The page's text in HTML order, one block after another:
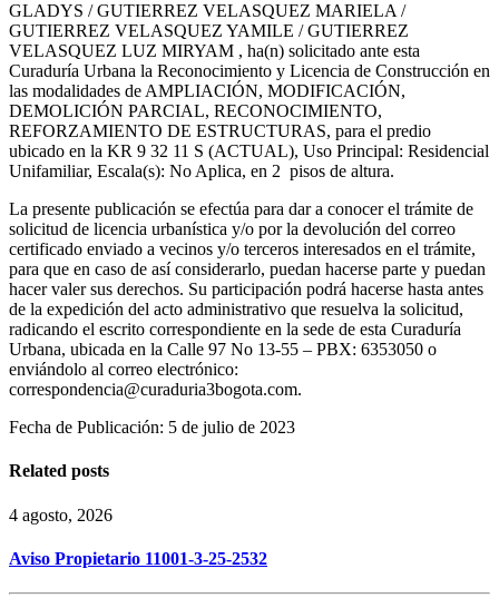
GLADYS / GUTIERREZ VELASQUEZ MARIELA /
GUTIERREZ VELASQUEZ YAMILE / GUTIERREZ
VELASQUEZ LUZ MIRYAM , ha(n) solicitado ante esta
Curaduría Urbana la Reconocimiento y Licencia de Construcción en
las modalidades de AMPLIACIÓN, MODIFICACIÓN,
DEMOLICIÓN PARCIAL, RECONOCIMIENTO,
REFORZAMIENTO DE ESTRUCTURAS, para el predio
ubicado en la KR 9 32 11 S (ACTUAL), Uso Principal: Residencial
Unifamiliar, Escala(s): No Aplica, en 2 pisos de altura.
La presente publicación se efectúa para dar a conocer el trámite de
solicitud de licencia urbanística y/o por la devolución del correo
certificado enviado a vecinos y/o terceros interesados en el trámite,
para que en caso de así considerarlo, puedan hacerse parte y puedan
hacer valer sus derechos. Su participación podrá hacerse hasta antes
de la expedición del acto administrativo que resuelva la solicitud,
radicando el escrito correspondiente en la sede de esta Curaduría
Urbana, ubicada en la Calle 97 No 13-55 – PBX: 6353050 o
enviándolo al correo electrónico:
correspondencia@curaduria3bogota.com.
Fecha de Publicación: 5 de julio de 2023
Related posts
4 agosto, 2026
Aviso Propietario 11001-3-25-2532